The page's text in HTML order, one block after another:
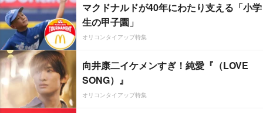
マクドナルドが40年にわたり支える「小学
生の甲子園」
オリコンタイアップ特集
向井康二イケメンすぎ！純愛『（LOVE
SONG）』
オリコンタイアップ特集